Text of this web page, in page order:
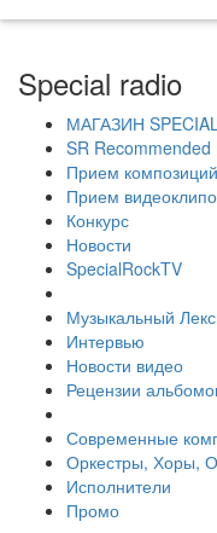
Special radio
МАГАЗИН
SR Recommended
Прием композиций
Прием
Конкурс
Новости
SpecialRockTV
Музыкальный
Интервью
Новости видео
Рецензии
Современные
Оркестры, Хоры,
Исполнители
Промо